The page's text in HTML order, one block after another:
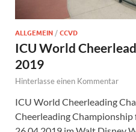
ALLGEMEIN /CCVD
ICU World
2019
Hinterlasse einen Kommentar
ICU World Cheerleading
Cheerleading Championship